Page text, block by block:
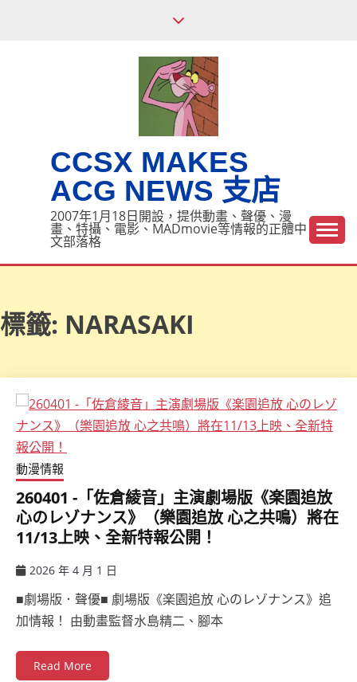
CCSX MAKES
ACG NEWS 支店
2007年1月18日開設，提供動畫、聲優、漫
畫、特攝、電影、MADmovie等情報的正體中
文部落格
標籤: NARASAKI
動漫情報
260401 -「佐倉綾音」主演劇場版《楽園追放
心のレゾナンス》（樂園追放 心之共鳴）將在
11/13上映、全新特報公開！
2026 年 4 月 1 日
■劇場版．聲優■ 劇場版《楽園追放 心のレゾナンス》追
加情報！ 由動畫監督水島精二、腳本
Read More